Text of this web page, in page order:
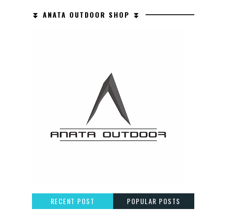
⏬ ANATA OUTDOOR SHOP ⏬
RECENT POST POPULAR POSTS